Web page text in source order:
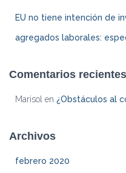
EU no tiene intención de
agregados laborales:
Comentarios recientes
Marisol en ¿Obstáculos al
Archivos
febrero 2020